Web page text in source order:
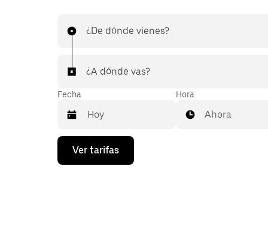
¿De dónde vienes?
¿A dónde vas?
Fecha
Presiona
flecha
Hora
Ahora
Ver tarifas